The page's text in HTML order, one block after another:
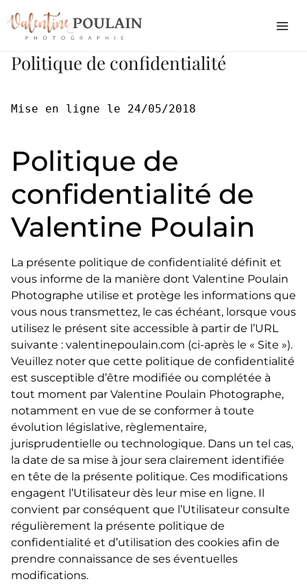
Politique de confidentialité
Mise en ligne le 24/05/2018
Politique de
confidentialité de
Valentine Poulain
La présente politique de confidentialité définit et
vous informe de la manière dont Valentine Poulain
Photographe utilise et protège les informations que
vous nous transmettez, le cas échéant, lorsque vous
utilisez le présent site accessible à partir de l’URL
suivante : valentinepoulain.com (ci-après le « Site »).
Veuillez noter que cette politique de confidentialité
est susceptible d’être modifiée ou complétée à
tout moment par Valentine Poulain Photographe,
notamment en vue de se conformer à toute
évolution législative, règlementaire,
jurisprudentielle ou technologique. Dans un tel cas,
la date de sa mise à jour sera clairement identifiée
en tête de la présente politique. Ces modifications
engagent l’Utilisateur dès leur mise en ligne. Il
convient par conséquent que l’Utilisateur consulte
régulièrement la présente politique de
confidentialité et d’utilisation des cookies afin de
prendre connaissance de ses éventuelles
modifications.